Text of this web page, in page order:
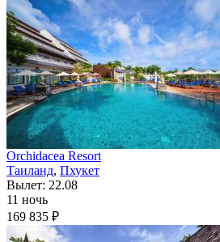
Orchidacea Resort
Таиланд, Пхукет
Вылет: 22.08
11 ночь
169 835 ₽